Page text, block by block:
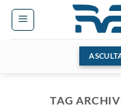
Skip
TAG